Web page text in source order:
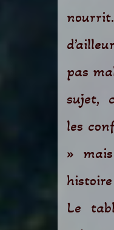
pas
sujet,
les
»
Le